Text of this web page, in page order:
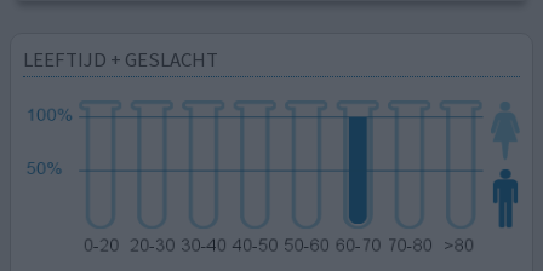
LEEFTIJD + GESLACHT